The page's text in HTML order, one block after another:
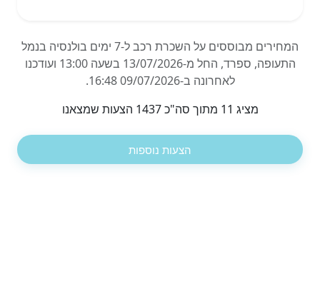
המחירים מבוססים על השכרת רכב ל-7 ימים בולנסיה בנמל
התעופה, ספרד, החל מ-13/07/2026 בשעה 13:00 ועודכנו
לאחרונה ב-09/07/2026 16:48.
מציג 11 מתוך סה"כ 1437 הצעות שמצאנו
הצעות נוספות